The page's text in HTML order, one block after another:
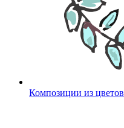
Композиции из цветов